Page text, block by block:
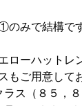
のみで結構で
ローハットレ
もご用意して
ス（８５，８